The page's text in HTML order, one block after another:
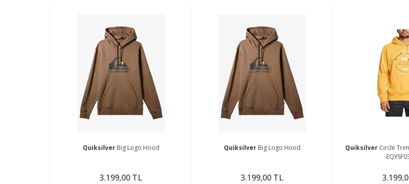
Quiksilver Big Logo Hood
3.199,00 TL
Quiksilver Big Logo Hood
3.199,00 TL
Quiksilver Cırcle